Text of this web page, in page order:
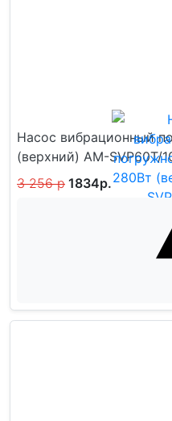
Насос вибрационный
(верхний) AM-SVP60T/
3 256 р 1834р.